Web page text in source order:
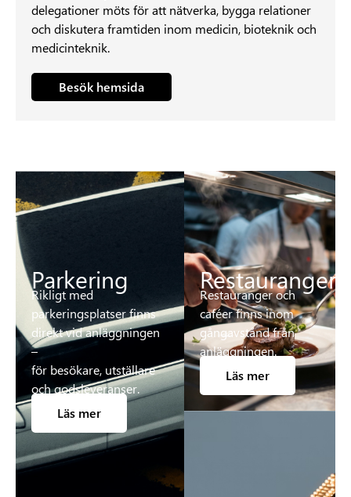
delegationer möts för att nätverka, bygga relationer
och diskutera framtiden inom medicin, bioteknik och
medicinteknik.
Besök hemsida
Parkering
Rikligt med
parkeringsplatser finns
direkt vid anläggningen
–
för besökare, utställare
och godsleveranser.
Läs mer
Restauranger
Restauranger och
caféer finns inom
gångavstånd från
anläggningen.
Läs mer